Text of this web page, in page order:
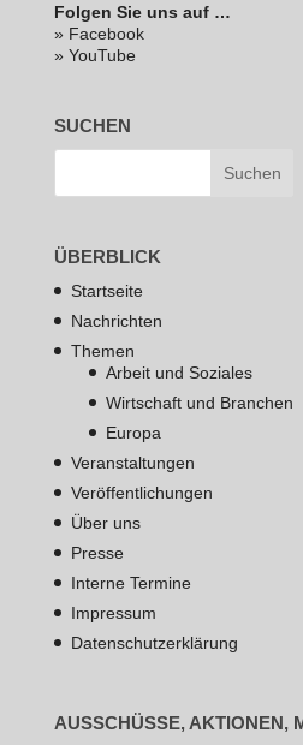
Folgen Sie uns auf …
» Facebook
» YouTube
SUCHEN
ÜBERBLICK
Startseite
Nachrichten
Themen
Arbeit und Soziales
Wirtschaft und Branchen
Europa
Veranstaltungen
Veröffentlichungen
Über uns
Presse
Interne Termine
Impressum
Datenschutzerklärung
AUSSCHÜSSE, AKTIONEN,